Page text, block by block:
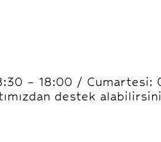
– 18:00 / Cumartesi:
destek